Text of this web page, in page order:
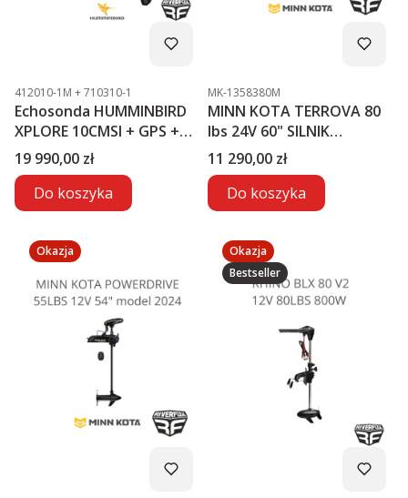
Kod produktu
412010-1M + 710310-1
Echosonda HUMMINBIRD
XPLORE 10CMSI + GPS +
MEGA LIVE2
Cena
19 990,00 zł
Do koszyka
Kod produktu
MK-1358380M
MINN KOTA TERROVA 80
lbs 24V 60" SILNIK
ELEKTRYCZNY
Cena
11 290,00 zł
Do koszyka
Okazja
Okazja
Bestseller